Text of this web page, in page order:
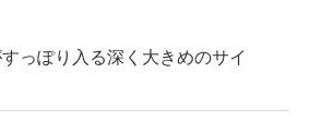
っぽり入る深く大きめのサイ